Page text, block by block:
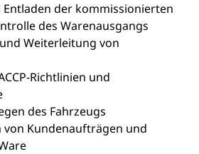
Entladen der kommissionierten
des Warenausgangs
Weiterleitung von
Richtlinien und
des Fahrzeugs
von Kundenaufträgen und